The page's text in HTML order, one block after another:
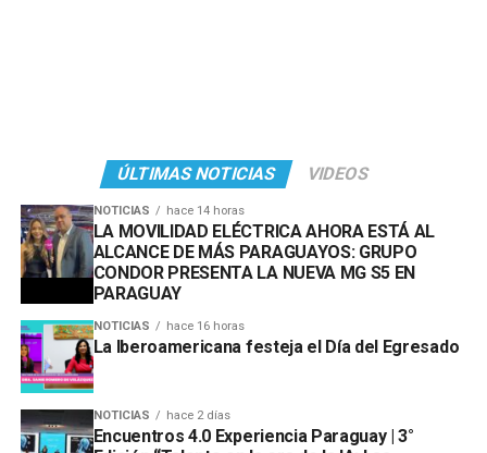
ÚLTIMAS NOTICIAS VIDEOS
NOTICIAS hace 14 horas
LA MOVILIDAD ELÉCTRICA AHORA ESTÁ AL
ALCANCE DE MÁS PARAGUAYOS: GRUPO
CONDOR PRESENTA LA NUEVA MG S5 EN
PARAGUAY
NOTICIAS hace 16 horas
La Iberoamericana festeja el Día del Egresado
NOTICIAS hace 2 días
Encuentros 4.0 Experiencia Paraguay | 3°